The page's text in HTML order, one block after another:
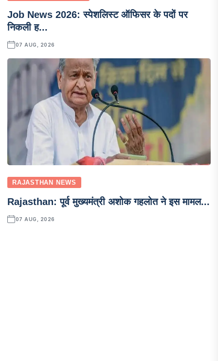
Job News 2026: स्पेशलिस्ट ऑफिसर के पदों पर
निकली ह...
07 AUG, 2026
RAJASTHAN NEWS
Rajasthan: पूर्व मुख्यमंत्री अशोक गहलोत ने इस मामल...
07 AUG, 2026